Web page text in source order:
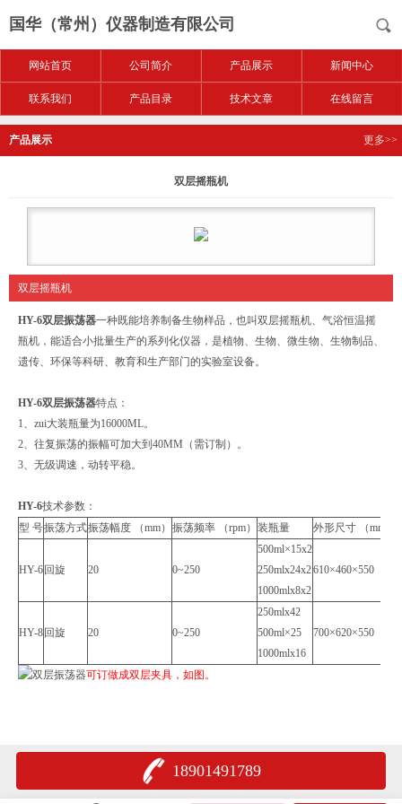
国华（常州）仪器制造有限公司
网站首页 公司简介 产品展示 新闻中心
联系我们 产品目录 技术文章 在线留言
产品展示 更多>>
双层摇瓶机
双层摇瓶机
HY-6双层振荡器一种既能培养制备生物样品，也叫双层摇瓶机、气浴恒温摇
瓶机，能适合小批量生产的系列化仪器，是植物、生物、微生物、生物制品、
遗传、环保等科研、教育和生产部门的实验室设备。
HY-6双层振荡器特点：
1、zui大装瓶量为16000ML。
2、往复振荡的振幅可加大到40MM（需订制）。
3、无级调速，动转平稳。
HY-6技术参数：
型 号振荡方式振荡幅度 （mm） 振荡频率 （rpm） 装瓶量 外形尺寸 （mm）
HY-6回旋 20 0~250
500ml×15x2
250mlx24x2
1000mlx8x2
610×460×550
HY-8回旋 20 0~250
250mlx42
500ml×25
1000mlx16
700×620×550
可订做成双层夹具，如图。
18901491789